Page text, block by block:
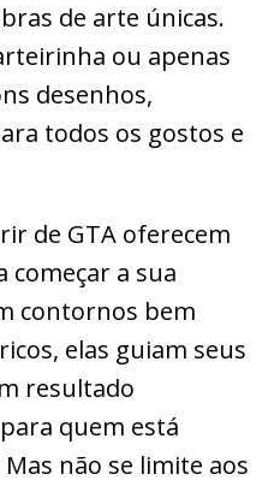
de arte únicas.
ou apenas
desenhos,
todos os gostos e
de GTA oferecem
começar a sua
contornos bem
elas guiam seus
resultado
quem está
não se limite aos